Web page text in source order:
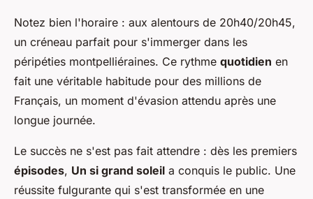
Notez bien l'horaire : aux alentours de 20h40/20h45,
un créneau parfait pour s'immerger dans les
péripéties montpelliéraines. Ce rythme quotidien en
fait une véritable habitude pour des millions de
Français, un moment d'évasion attendu après une
longue journée.
Le succès ne s'est pas fait attendre : dès les premiers
épisodes, Un si grand soleil a conquis le public. Une
réussite fulgurante qui s'est transformée en une